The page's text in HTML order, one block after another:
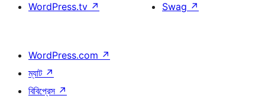
WordPress.tv ↗
Swag ↗
WordPress.com ↗
ম্যাট ↗
বিবিপ্রেস ↗